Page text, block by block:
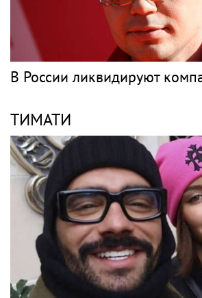
В России ликвидируют
ТИМАТИ